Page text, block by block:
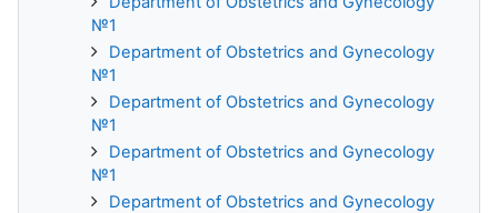
№1
Department of Obstetrics and Gynecology
№1
Department of Obstetrics and Gynecology
№1
Department of Obstetrics and Gynecology
№1
Department of Obstetrics and Gynecology